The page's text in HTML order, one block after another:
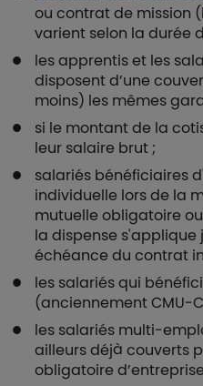
ou contrat de mission
varient selon la durée
les apprentis et les
disposent d’une
moins) les mêmes
si le montant de la
leur salaire brut ;
salariés bénéficiaires
individuelle lors de la
mutuelle obligatoire
la dispense
échéance du contrat
les salariés qui
(anciennement CMU-
les salariés multi-
ailleurs déjà couverts
obligatoire